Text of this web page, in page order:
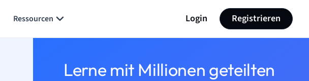
Ressourcen Login Registrieren
Lerne mit Millionen geteilten